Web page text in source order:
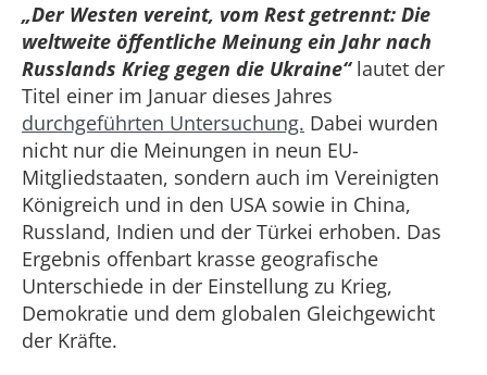
„Der Westen vereint, vom Rest getrennt: Die
weltweite öffentliche Meinung ein Jahr nach
Russlands Krieg gegen die Ukraine“ lautet der
Titel einer im Januar dieses Jahres
durchgeführten Untersuchung. Dabei wurden
nicht nur die Meinungen in neun EU-
Mitgliedstaaten, sondern auch im Vereinigten
Königreich und in den USA sowie in China,
Russland, Indien und der Türkei erhoben. Das
Ergebnis offenbart krasse geografische
Unterschiede in der Einstellung zu Krieg,
Demokratie und dem globalen Gleichgewicht
der Kräfte.